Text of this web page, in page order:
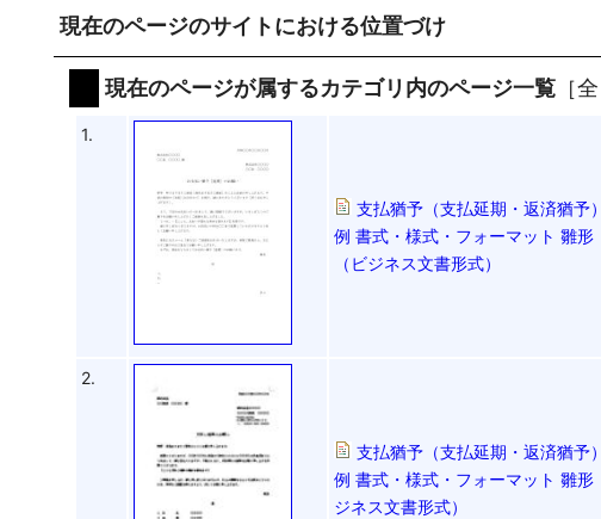
現在のページのサイトにおける位置づけ
現在のページが属するカテゴリ内のページ一覧 ［
1.
支払猶予（支払延期・返済猶予
例 書式・様式・フォーマット 雛
（ビジネス文書形式）
2.
支払猶予（支払延期・返済猶予
例 書式・様式・フォーマット 雛
ジネス文書形式）